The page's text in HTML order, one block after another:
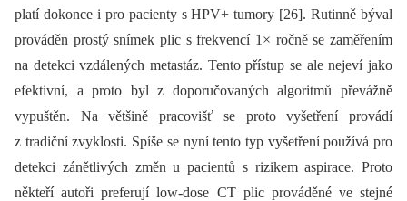
platí dokonce i pro pacienty s HPV+ tumory [26]. Rutinně býval
prováděn prostý snímek plic s frekvencí 1× ročně se zaměřením
na detekci vzdálených metastáz. Tento přístup se ale nejeví jako
efektivní, a proto byl z doporučovaných algoritmů převážně
vypuštěn. Na většině pracovišť se proto vyšetření provádí
z tradiční zvyklosti. Spíše se nyní tento typ vyšetření používá pro
detekci zánětlivých změn u pacientů s rizikem aspirace. Proto
někteří autoři preferují low-dose CT plic prováděné ve stejné